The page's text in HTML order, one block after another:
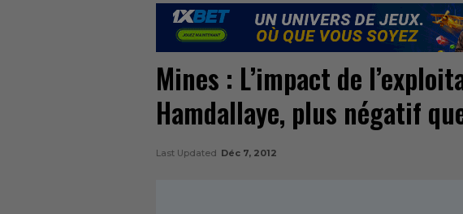
Mines : L’impact de
Hamdallaye, plus négatif
Last Updated Déc 7, 2012